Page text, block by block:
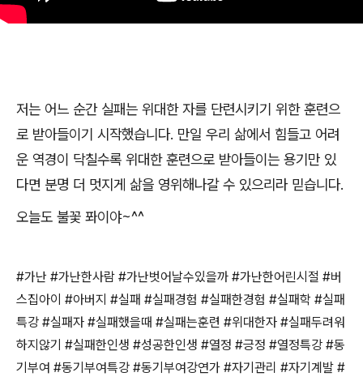
저는 어느 순간 실패는 위대한 자를 단련시키기 위한 훈련으
로 받아들이기 시작했습니다. 만일 우리 삶에서 힘들고 어려
운 역경이 닥칠수록 위대한 훈련으로 받아들이는 용기만 있
다면 분명 더 멋지게 삶을 영위해나갈 수 있으리라 믿습니다.
오늘도 불꽃 퐈이야~^^
#가난 #가난한사람 #가난벗어날수있을까 #가난한어린시절 #버
스집아이 #아버지 #실패 #실패경험 #실패한경험 #실패학 #실패
특강 #실패자 #실패했을때 #실패는훈련 #위대한자 #실패두려워
하지않기 #실패한인생 #성공한인생 #열정 #긍정 #열정특강 #동
기부여 #동기부여특강 #동기부여강연가 #자기관리 #자기계발 #